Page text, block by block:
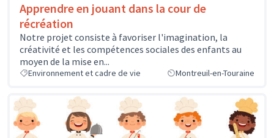
Apprendre en jouant dans la cour de
récréation
Notre projet consiste à favoriser l'imagination, la
créativité et les compétences sociales des enfants au
moyen de la mise en...
Environnement et cadre de vie Montreuil-en-Touraine